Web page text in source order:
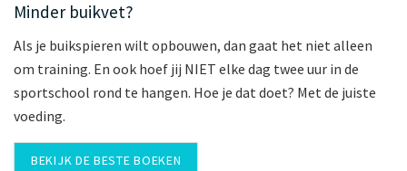
Minder buikvet?
Als je buikspieren wilt opbouwen, dan gaat het niet alleen
om training. En ook hoef jij NIET elke dag twee uur in de
sportschool rond te hangen. Hoe je dat doet? Met de juiste
voeding.
BEKIJK DE BESTE BOEKEN